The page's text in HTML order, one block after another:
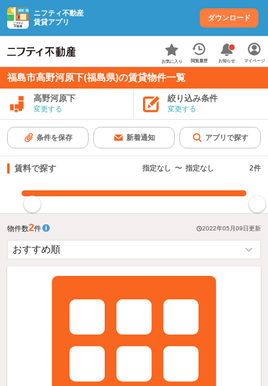
ニフティ不動産
賃貸アプリ
ダウンロード
お気に入り 閲覧履歴 お知らせ マイページ
福島市高野河原下(福島県)の賃貸物件一覧
高野河原下
変更する
絞り込み条件
変更する
条件を保存 新着通知 アプリで探す
賃料で探す 指定なし 〜 指定なし 2件
物件数2件 2022年05月09日更新